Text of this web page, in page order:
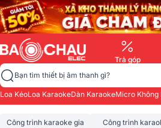
Trả góp
Bạn tìm thiết bị âm thanh gì?
Loa KéoLoa KaraokeDàn KaraokeMicro Không
Công trình karaoke gia
Công trình